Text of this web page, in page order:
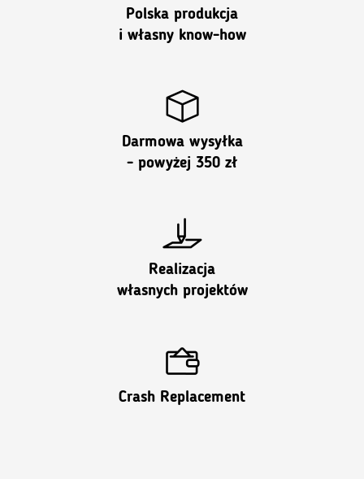
Polska produkcja
i własny know-how
Darmowa wysyłka
- powyżej 350 zł
Realizacja
własnych projektów
Crash Replacement